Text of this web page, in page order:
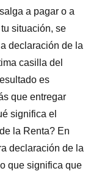
a pagar o a
situación, se
declaración de la
casilla del
es
que entregar
significa el
la Renta? En
declaración de la
que significa que